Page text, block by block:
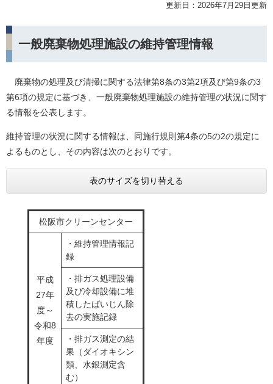
更新日：2026年7月29日更新
一般廃棄物処理施設の維持管理情報
廃棄物の処理及び清掃に関する法律第8条の3第2項及び第9条の3
第6項の規定に基づき、一般廃棄物処理施設の維持管理の状況に関す
る情報を公表します。
維持管理の状況に関する情報は、同施行規則第4条の5の2の規定に
よるものとし、その内容は次のとおりです。
表のサイズを切り替える
松阪市クリーンセンター
平成
27年
度～
令和8
年度
・維持管理情報記
録
・排ガス処理設備
及び冷却設備に堆
積したばいじん除
去の実施記録
・排ガス測定の結
果（ダイオキシン
類、水銀測定含
む）